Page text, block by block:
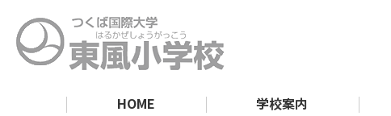
HOME 学校案内